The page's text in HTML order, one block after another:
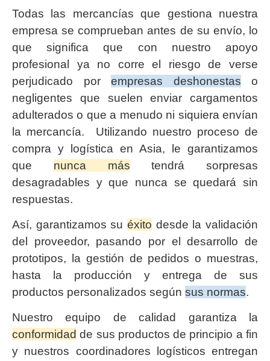
Todas las mercancías que gestiona nuestra
empresa se comprueban antes de su envío, lo
que significa que con nuestro apoyo
profesional ya no corre el riesgo de verse
perjudicado por empresas deshonestas o
negligentes que suelen enviar cargamentos
adulterados o que a menudo ni siquiera envían
la mercancía. Utilizando nuestro proceso de
compra y logística en Asia, le garantizamos
que nunca más tendrá sorpresas
desagradables y que nunca se quedará sin
respuestas.
Así, garantizamos su éxito desde la validación
del proveedor, pasando por el desarrollo de
prototipos, la gestión de pedidos o muestras,
hasta la producción y entrega de sus
productos personalizados según sus normas.
Nuestro equipo de calidad garantiza la
conformidad de sus productos de principio a fin
y nuestros coordinadores logísticos entregan